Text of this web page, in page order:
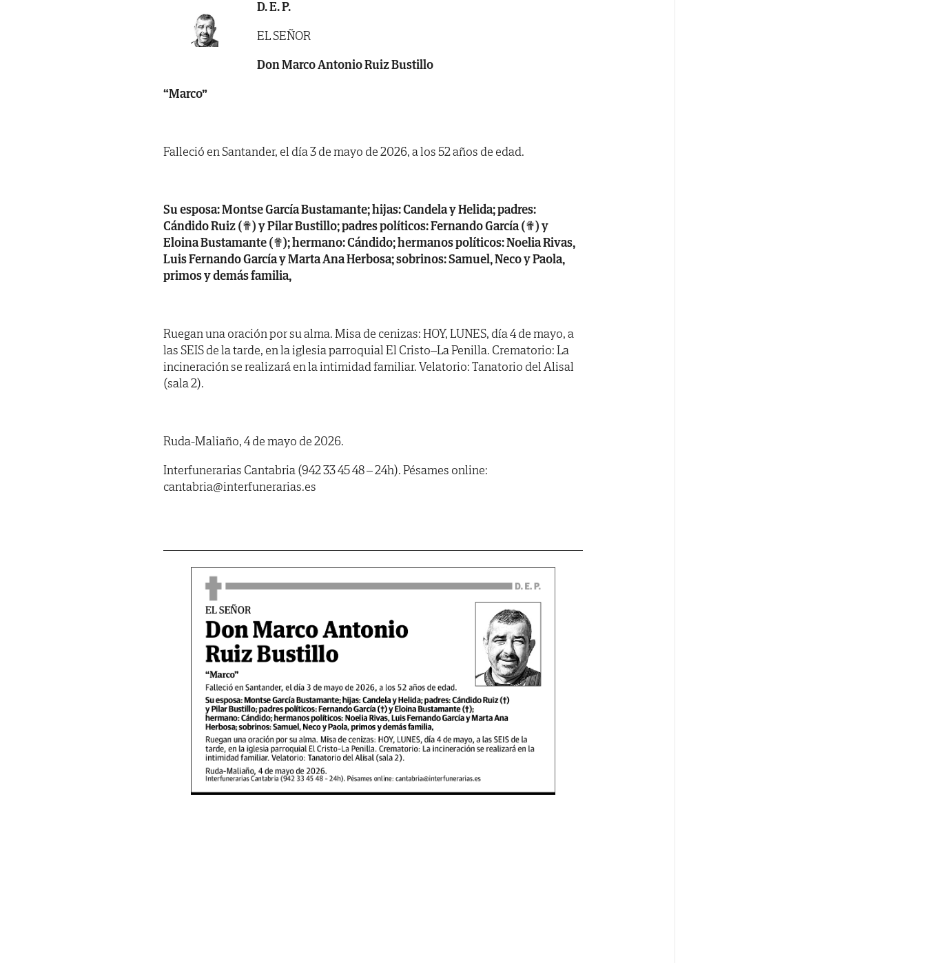
D. E. P.
EL SEÑOR
Don Marco Antonio Ruiz Bustillo
“Marco”
Falleció en Santander, el día 3 de mayo de 2026, a los 52 años de edad.
Su esposa: Montse García Bustamante; hijas: Candela y Helida; padres:
Cándido Ruiz (✟) y Pilar Bustillo; padres políticos: Fernando García (✟) y
Eloina Bustamante (✟); hermano: Cándido; hermanos políticos: Noelia Rivas,
Luis Fernando García y Marta Ana Herbosa; sobrinos: Samuel, Neco y Paola,
primos y demás familia,
Ruegan una oración por su alma. Misa de cenizas: HOY, LUNES, día 4 de mayo, a
las SEIS de la tarde, en la iglesia parroquial El Cristo–La Penilla. Crematorio: La
incineración se realizará en la intimidad familiar. Velatorio: Tanatorio del Alisal
(sala 2).
Ruda-Maliaño, 4 de mayo de 2026.
Interfunerarias Cantabria (942 33 45 48 – 24h). Pésames online:
cantabria@interfunerarias.es